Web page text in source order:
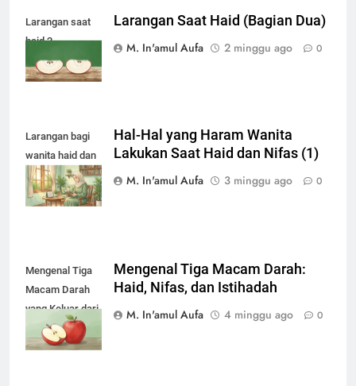
Larangan saat
haid 2
Larangan Saat Haid (Bagian Dua)
M. In'amul Aufa
2 minggu ago 0
Larangan bagi
wanita haid dan
nifas
Hal-Hal yang Haram Wanita
Lakukan Saat Haid dan Nifas (1)
M. In'amul Aufa
3 minggu ago 0
Mengenal Tiga
Macam Darah
yang Keluar dari
Wanita
Mengenal Tiga Macam Darah:
Haid, Nifas, dan Istihadah
M. In'amul Aufa
4 minggu ago 0